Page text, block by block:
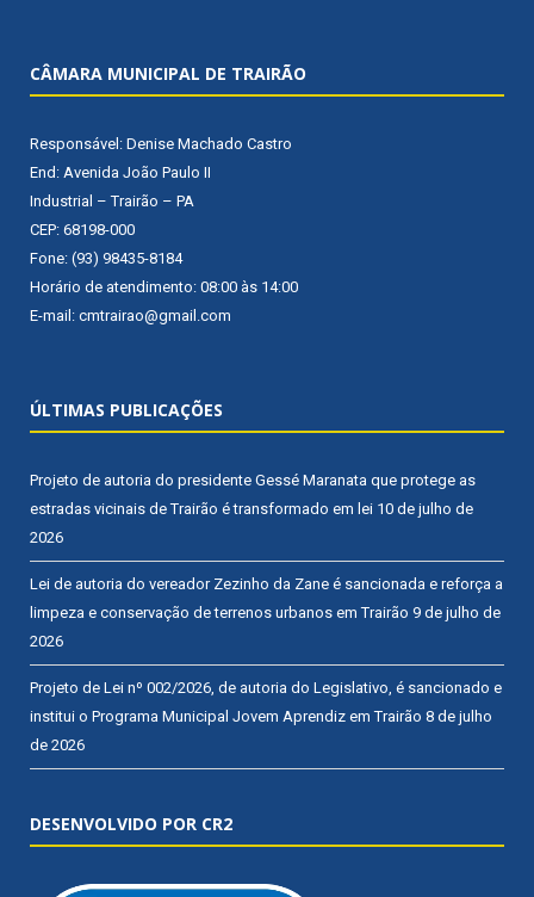
CÂMARA MUNICIPAL DE TRAIRÃO
Responsável: Denise Machado Castro
End: Avenida João Paulo II
Industrial – Trairão – PA
CEP: 68198-000
Fone: (93) 98435-8184
Horário de atendimento: 08:00 às 14:00
E-mail: cmtrairao@gmail.com
ÚLTIMAS PUBLICAÇÕES
Projeto de autoria do presidente Gessé Maranata que protege as
estradas vicinais de Trairão é transformado em lei 10 de julho de
2026
Lei de autoria do vereador Zezinho da Zane é sancionada e reforça a
limpeza e conservação de terrenos urbanos em Trairão 9 de julho de
2026
Projeto de Lei nº 002/2026, de autoria do Legislativo, é sancionado e
institui o Programa Municipal Jovem Aprendiz em Trairão 8 de julho
de 2026
DESENVOLVIDO POR CR2